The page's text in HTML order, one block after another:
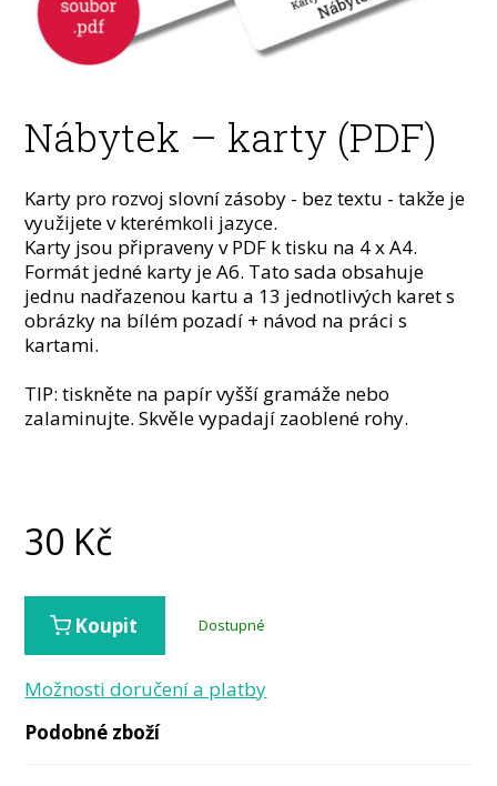
Nábytek – karty (PDF)
Karty pro rozvoj slovní zásoby - bez textu - takže je
využijete v kterémkoli jazyce.
Karty jsou připraveny v PDF k tisku na 4 x A4.
Formát jedné karty je A6. Tato sada obsahuje
jednu nadřazenou kartu a 13 jednotlivých karet s
obrázky na bílém pozadí + návod na práci s
kartami.
TIP: tiskněte na papír vyšší gramáže nebo
zalaminujte. Skvěle vypadají zaoblené rohy.
30 Kč
Koupit Dostupné
Možnosti doručení a platby
Podobné zboží